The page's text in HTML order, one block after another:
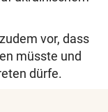
vor, dass
müsste und
dürfe.